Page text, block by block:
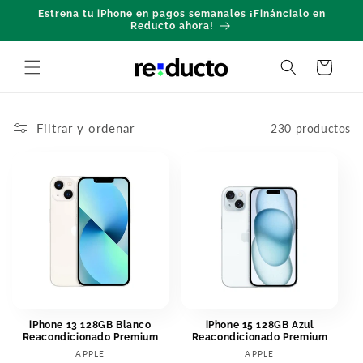
directamente
Estrena tu iPhone en pagos semanales ¡Fináncialo en
Reducto ahora!
Carrito
Filtrar y ordenar 230 productos
iPhone 13 128GB Blanco
Reacondicionado Premium
Proveedor:
APPLE
iPhone 15 128GB Azul
Reacondicionado Premium
Proveedor:
APPLE